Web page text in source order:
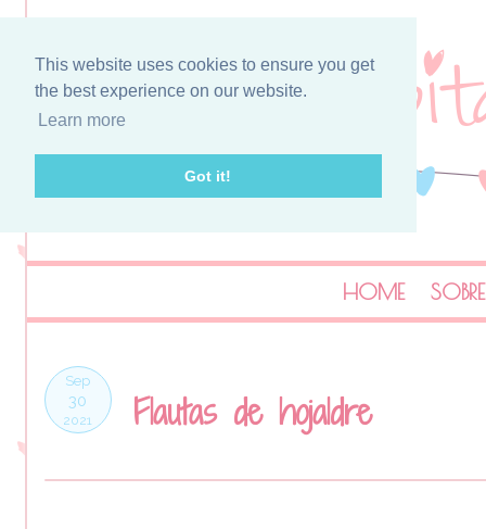
This website uses cookies to ensure you get
the best experience on our website.
Learn more
Got it!
HOME
Sep
30
2021 Flautas de hojaldre